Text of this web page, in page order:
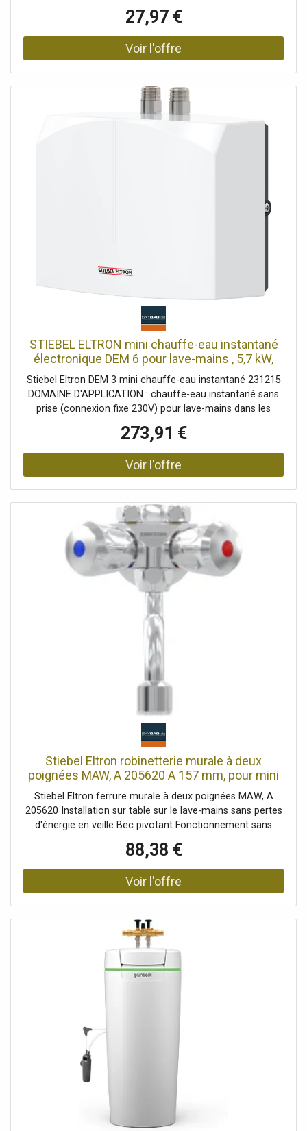
melon d’eau du
27,97 €
STIEBEL ELTRON mini chauffe-eau instantané
électronique DEM 6 pour lave-mains , 5,7 kW,
sans prise, raccordement fixe 230v, résistant à
la pression + sans pression, 231215
Stiebel Eltron DEM 3 mini chauffe-eau instantané 231215
DOMAINE D'APPLICATION : chauffe-eau instantané sans
prise (connexion fixe 230V) pour lave-mains dans les
Ne convient pas aux cuisines et aux salles de bains - un
petit réservoir de stockage STIEBEL ELTRON ou un
chauffe-eau instantané à partir de 11 kW est requis ici
EFFICACE : Comprend un aérateur spécial (inclus) pour un
l'énergie sans sacrifier le confort RACCORD : Pour raccord
résistant à la pression (reconnaissable aux 2 flexibles de
raccordement) & non pressurisé (reconnaissable aux 3
flexibles de raccordement) INSTALLATION : Uniquement
montage mural horizontal au-dessus ou au-dessous de la
table. Connexion permanente 230 V AUGMENTATION DE
LA TEMPÉRATURE DE L'EAU de 25 degrés : La
température de sortie au robinet dépend de l'alimentation
en eau froide du bâtiment. Débit d'eau chaude : 3,2 l/min
max. CONTENU DE LA LIVRAISON : Chauffe-eau
instantané STIEBEL ELTRON DEM 6, aérateur spécial, tuyau
de raccordement 3/8, tamis, notice d'utilisation et
d'installation, pièce en T 3/8 Classe d'efficacité
273,91 €
Stiebel Eltron robinetterie murale à deux
poignées MAW, A 205620 A 157 mm, pour mini
chauffe-eau instantanés
Stiebel Eltron ferrure murale à deux poignées MAW, A
205620 Installation sur table sur le lave-mains sans pertes
d'énergie en veille Bec pivotant Fonctionnement sans
droite Convient pour une combinaison avec un mini
chauffe-eau instantané sans pression lorsqu'il est installé
au-dessus de la table
88,38 €